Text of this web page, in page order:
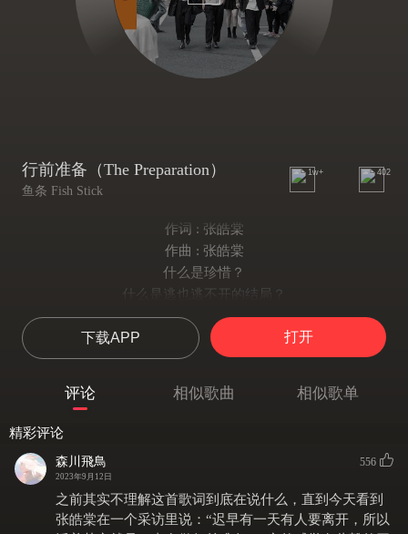
行前准备（The Preparation）
鱼条 Fish Stick
1w+ 402
作词 : 张皓棠
作曲 : 张皓棠
什么是珍惜？
什么是逃也逃不开的结局？
是生命的强韧
让人失去了智慧 前进的动力
谁选择休息 谁又继续旅行
灵魂本不该聚集
是错误的经验
让人失去了机会 仅存的毅力
下载APP 打开
评论 相似歌曲 相似歌单
精彩评论
森川飛鳥
2023年9月12日
556
之前其实不理解这首歌词到底在说什么，直到今天看到
张皓棠在一个采访里说：“迟早有一天有人要离开，所以